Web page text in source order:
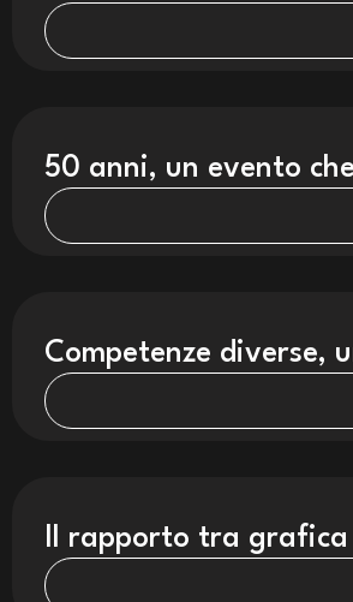
50 anni, un evento
Competenze diverse,
Il rapporto tra